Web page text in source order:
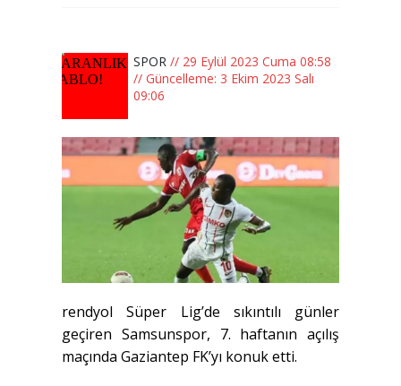
SPOR // 29 Eylül 2023 Cuma 08:58
// Güncelleme: 3 Ekim 2023 Salı
09:06
rendyol Süper Lig’de sıkıntılı günler
geçiren Samsunspor, 7. haftanın açılış
maçında Gaziantep FK’yı konuk etti.